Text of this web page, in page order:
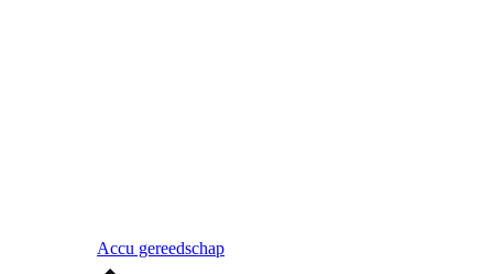
Accu gereedschap